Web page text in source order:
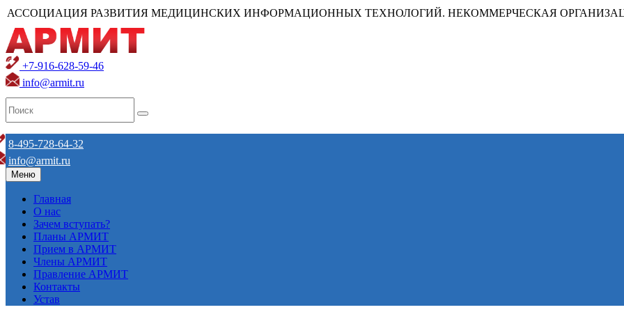
АССОЦИАЦИЯ РАЗВИТИЯ МЕДИЦИНСКИХ ИНФОРМАЦИОННЫХ ТЕХНОЛОГИЙ. НЕКОММЕРЧЕСКАЯ
+7-916-628-59-46
info@armit.ru
8-495-728-64-32
info@armit.ru
Меню
Главная
О нас
Зачем вступать?
Планы АРМИТ
Прием в АРМИТ
Члены АРМИТ
Правление АРМИТ
Контакты
Устав